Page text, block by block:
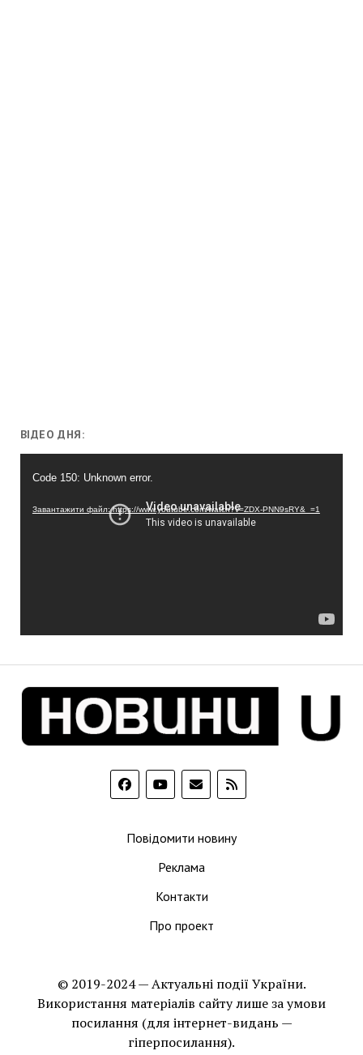
ВІДЕО ДНЯ:
Code 150: Unknown error.
Завантажити файл: https://www.youtube.com/watch?v=ZDX-PNN9sRY&_=1
Повідомити новину
Реклама
Контакти
Про проект
© 2019-2024 — Актуальні події України.
Використання матеріалів сайту лише за умови
посилання (для інтернет-видань —
гіперпосилання).